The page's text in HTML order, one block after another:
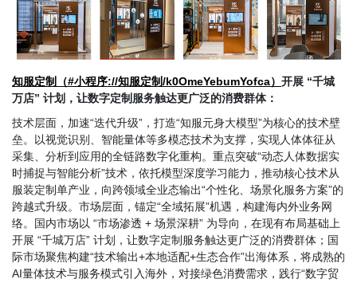
知服定制（#小程序://知服定制/k0OmeYebumYofca） 开展 “千城
万店” 计划，让数字定制服务触达更广泛的消费群体：
技术层面，加速“迭代升级”，打造“知服元身大模型”为核心的技术壁
垒。以视觉识别、智能量体等多模态技术为支撑，实现人体体征从
采集、分析到应用的全链路数字化重构。重点突破“动态人体数据实
时捕捉与智能分析”技术，依托模型深度学习能力，推动核心技术从
服装定制单产业，向跨领域全业态输出“个性化、场景化服务方案”的
跨越式升级。市场层面，锚定“全域拓展”机遇，构建海内外业务网
络。国内市场以 “市场渗透 + 场景深耕” 为导向，在现有布局基础上
开展 “千城万店” 计划，让数字定制服务触达更广泛的消费群体；国
际市场聚焦构建“技术输出+本地适配+生态合作”出海体系，将成熟的
AI量体技术与服务模式引入海外，对接绿色消费需求，践行“数字贸